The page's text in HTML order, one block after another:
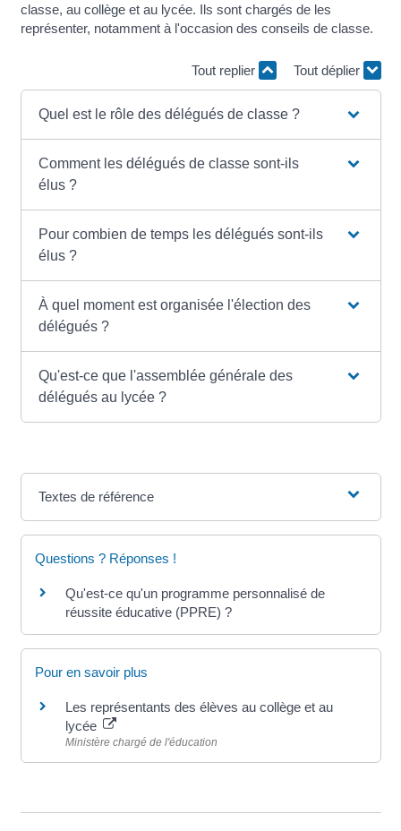
classe, au collège et au lycée. Ils sont chargés de les
représenter, notamment à l'occasion des conseils de classe.
Tout replier Tout déplier
Quel est le rôle des délégués de classe ?
Comment les délégués de classe sont-ils
élus ?
Pour combien de temps les délégués sont-ils
élus ?
À quel moment est organisée l'élection des
délégués ?
Qu'est-ce que l'assemblée générale des
délégués au lycée ?
Textes de référence
Questions ? Réponses !
Qu'est-ce qu'un programme personnalisé de
réussite éducative (PPRE) ?
Pour en savoir plus
Les représentants des élèves au collège et au
lycée
Ministère chargé de l'éducation